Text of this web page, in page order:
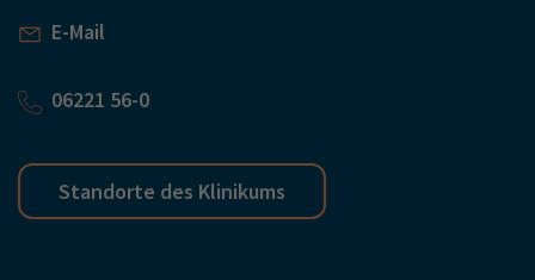
E-Mail
06221 56-0
Standorte des Klinikums